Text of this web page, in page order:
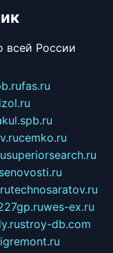
всей России
fas.ru
cemko.ru
superiorsearch.ru
senovosti.ru
technosaratov.ru
wes-ex.ru
stroy-db.com